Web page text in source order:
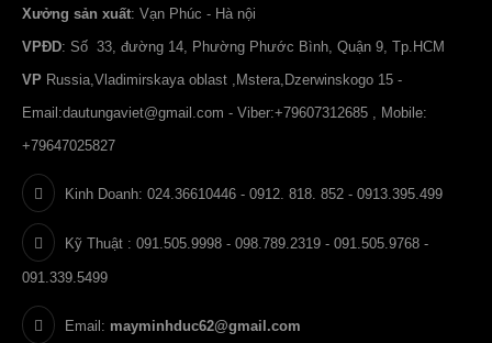
Xưởng sản xuất: Vạn Phúc - Hà nội
VPĐD: Số 33, đường 14, Phường Phước Bình, Quận 9, Tp.HCM
VP Russia,Vladimirskaya oblast ,Mstera,Dzerwinskogo 15 -
Email:dautungaviet@gmail.com - Viber:+79607312685 , Mobile:
+79647025827
Kinh Doanh: 024.36610446 - 0912. 818. 852 - 0913.395.499
Kỹ Thuật : 091.505.9998 - 098.789.2319 - 091.505.9768 -
091.339.5499
Email: mayminhduc62@gmail.com